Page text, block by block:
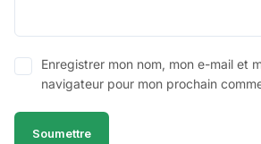
Enregistrer mon nom, mon e-mail et
navigateur pour mon prochain